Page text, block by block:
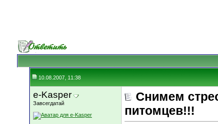
10.08.2007, 11:38
e-Kasper
Завсегдатай
Снимем
питомцев!!!